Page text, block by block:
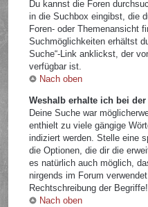
Du kannst die Foren
in die Suchbox eingibst, die
Foren- oder Themenansicht
Suchmöglichkeiten erhältst
Suche“-Link anklickst, der
verfügbar ist.
Nach oben
Weshalb erhalte ich bei
Deine Suche war
enthielt zu viele gängige
indiziert werden. Stelle eine
die Optionen, die dir die
es natürlich auch möglich,
nirgends im Forum
Rechtschreibung der Begriffe!
Nach oben